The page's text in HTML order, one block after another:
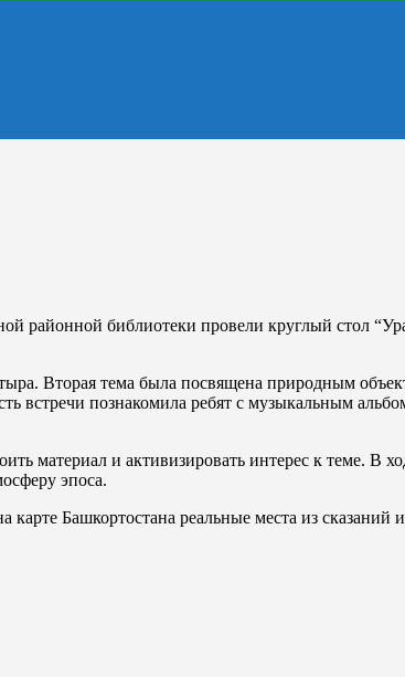
районной библиотеки провели круглый стол
Вторая тема была посвящена природным
встречи познакомила ребят с музыкальным
материал и активизировать интерес к теме. В
эпоса.
карте Башкортостана реальные места из